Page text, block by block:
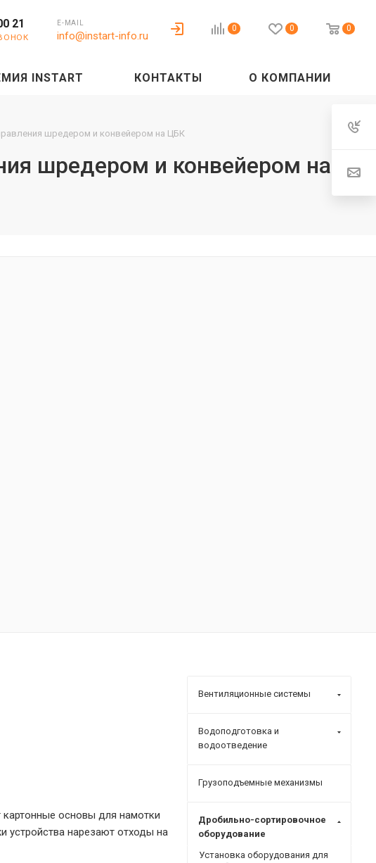
21 E-MAIL
info@instart-info.ru
0 0 0
INSTART КОНТАКТЫ О КОМПАНИИ
шредером и конвейером на ЦБК
шредером и конвейером на
основы для намотки
устройства нарезают отходы на
Вентиляционные системы
Водоподготовка и
водоотведение
Грузоподъемные механизмы
Дробильно-сортировочное
оборудование
Установка оборудования для